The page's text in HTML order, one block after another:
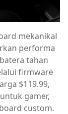
mekanikal
performa
tahan
firmware
$119.99,
gamer,
custom.